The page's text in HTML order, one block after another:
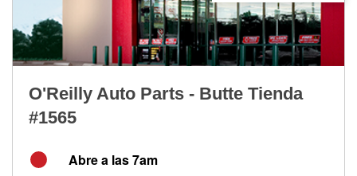
O'Reilly Auto Parts - Butte Tienda
#1565
Abre a las 7am